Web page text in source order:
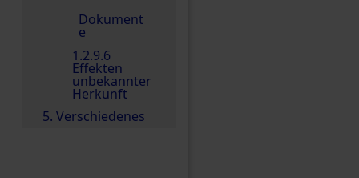
Dokument
e
1.2.9.6
Effekten
unbekannter
Herkunft
5. Verschiedenes